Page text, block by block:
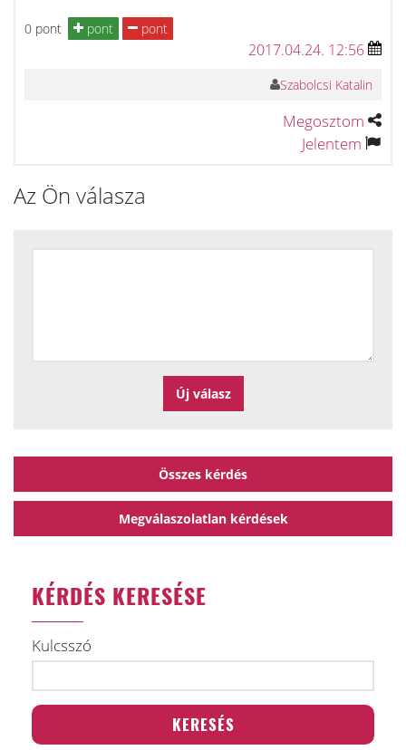
0 pont pont pont
2017.04.24. 12:56
Szabolcsi Katalin
Megosztom
Jelentem
Az Ön válasza
Összes kérdés
Megválaszolatlan kérdések
KÉRDÉS KERESÉSE
Kulcsszó